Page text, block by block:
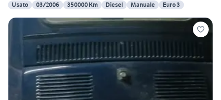
Usato
03/2006 350000 Km Diesel Manuale Euro 3